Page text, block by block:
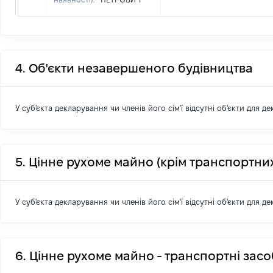
4. Об'єкти незавершеного будівництва
У суб'єкта декларування чи членів його сім'ї відсутні об'єкти для
5. Цінне рухоме майно (крім
У суб'єкта декларування чи членів його сім'ї відсутні об'єкти для
6. Цінне рухоме майно - транспортні